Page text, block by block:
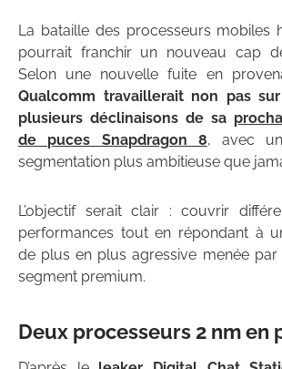
La bataille des processeurs mobiles
pourrait franchir un nouveau cap
Selon une nouvelle fuite en
Qualcomm travaillerait non pas
plusieurs déclinaisons de sa
de puces Snapdragon 8, avec
segmentation plus ambitieuse que
L’objectif serait clair : couvrir
performances tout en répondant à
de plus en plus agressive menée par
segment premium.
Deux processeurs 2 nm en